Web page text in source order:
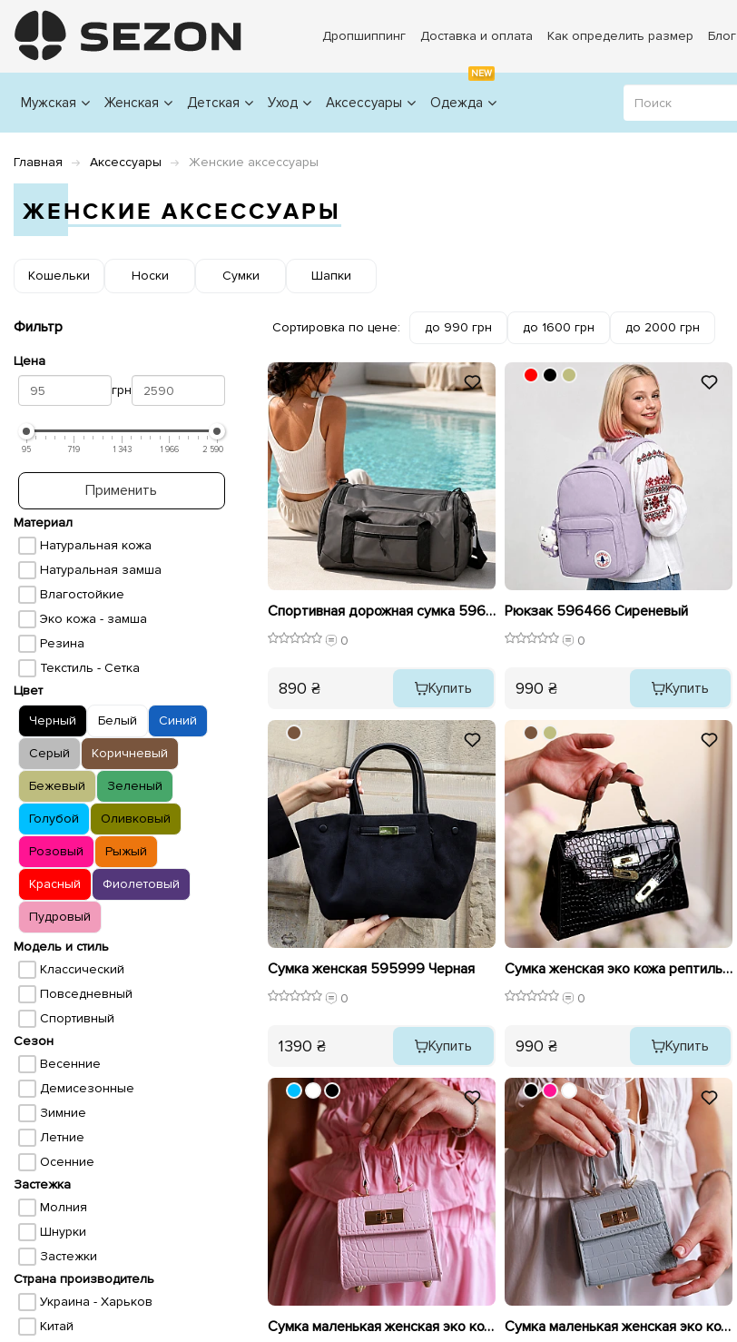
Дропшиппинг Доставка и оплата Как определить размер Блог
Мужская Женская Детская Уход Аксессуары
NEW
Одежда
Главная Аксессуары Женские аксессуары
ЖЕНСКИЕ АКСЕССУАРЫ
Кошельки Носки Сумки Шапки
Фильтр
Цена
грн
95 719 1 343 1 966 2 590
Применить
Материал
Натуральная кожа
Натуральная замша
Влагостойкие
Эко кожа - замша
Резина
Текстиль - Сетка
Цвет
Черный
Белый Синий
Серый Коричневый
Бежевый Зеленый
Голубой Оливковый
Розовый Рыжый
Красный Фиолетовый
Пудровый
Модель и стиль
Классический
Повседневный
Спортивный
Сезон
Весенние
Демисезонные
Зимние
Летние
Осенние
Застежка
Молния
Шнурки
Застежки
Страна производитель
Украина - Харьков
Китай
Сортировка по цене: до 990 грн до 1600 грн до 2000 грн
Спортивная дорожная сумка 596661 Серая
0
890 ₴ Купить
Рюкзак 596466 Сиреневый
0
990 ₴ Купить
Сумка женская 595999 Черная
0
1390 ₴ Купить
Сумка женская эко кожа рептильная 595782 Черная
0
990 ₴ Купить
Сумка маленькая женская эко кожа рептильная 595798 Розовая Сумка маленькая женская эко кожа рептильная 595799 Голубая